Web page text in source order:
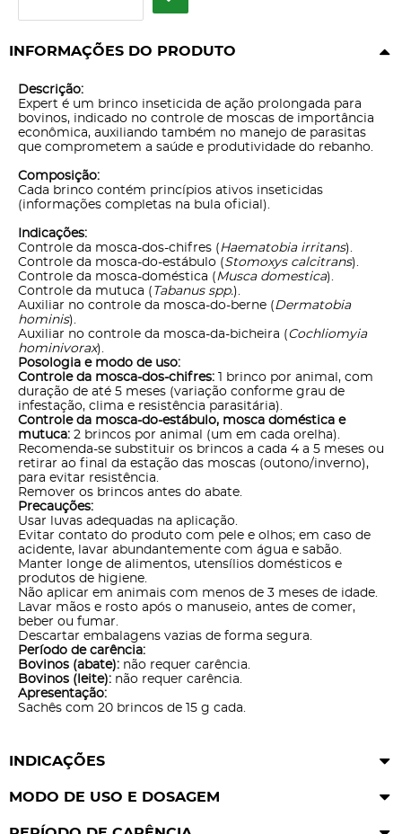
INFORMAÇÕES DO PRODUTO
Descrição:
Expert é um brinco inseticida de ação prolongada para
bovinos, indicado no controle de moscas de importância
econômica, auxiliando também no manejo de parasitas
que comprometem a saúde e produtividade do rebanho.
Composição:
Cada brinco contém princípios ativos inseticidas
(informações completas na bula oficial).
Indicações:
Controle da mosca-dos-chifres (Haematobia irritans).
Controle da mosca-do-estábulo (Stomoxys calcitrans).
Controle da mosca-doméstica (Musca domestica).
Controle da mutuca ( Tabanus spp.).
Auxiliar no controle da mosca-do-berne (Dermatobia
hominis).
Auxiliar no controle da mosca-da-bicheira (Cochliomyia
hominivorax).
Posologia e modo de uso:
Controle da mosca-dos-chifres: 1 brinco por animal, com
duração de até 5 meses (variação conforme grau de
infestação, clima e resistência parasitária).
Controle da mosca-do-estábulo, mosca doméstica e
mutuca: 2 brincos por animal (um em cada orelha).
Recomenda-se substituir os brincos a cada 4 a 5 meses ou
retirar ao final da estação das moscas (outono/inverno),
para evitar resistência.
Remover os brincos antes do abate.
Precauções:
Usar luvas adequadas na aplicação.
Evitar contato do produto com pele e olhos; em caso de
acidente, lavar abundantemente com água e sabão.
Manter longe de alimentos, utensílios domésticos e
produtos de higiene.
Não aplicar em animais com menos de 3 meses de idade.
Lavar mãos e rosto após o manuseio, antes de comer,
beber ou fumar.
Descartar embalagens vazias de forma segura.
Período de carência:
Bovinos (abate): não requer carência.
Bovinos (leite): não requer carência.
Apresentação:
Sachês com 20 brincos de 15 g cada.
INDICAÇÕES
MODO DE USO E DOSAGEM